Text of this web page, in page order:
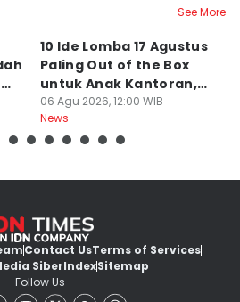
See More
10 Ide Lomba 17 Agustus
Paling Out of the Box
untuk Anak Kantoran,
Bikin Ngakak!
06 Agu 2026, 12:00 WIB
News
Contact UsTerms of Services
SiberIndexSitemap
Follow Us